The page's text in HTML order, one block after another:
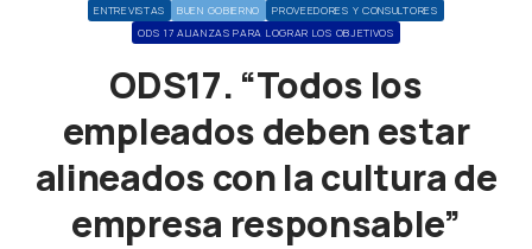
ENTREVISTAS BUEN GOBIERNO
PROVEEDORES Y CONSULTORES
ODS 17 ALIANZAS PARA LOGRAR LOS OBJETIVOS
ODS17. “Todos los
empleados deben estar
alineados con la cultura de
empresa responsable”